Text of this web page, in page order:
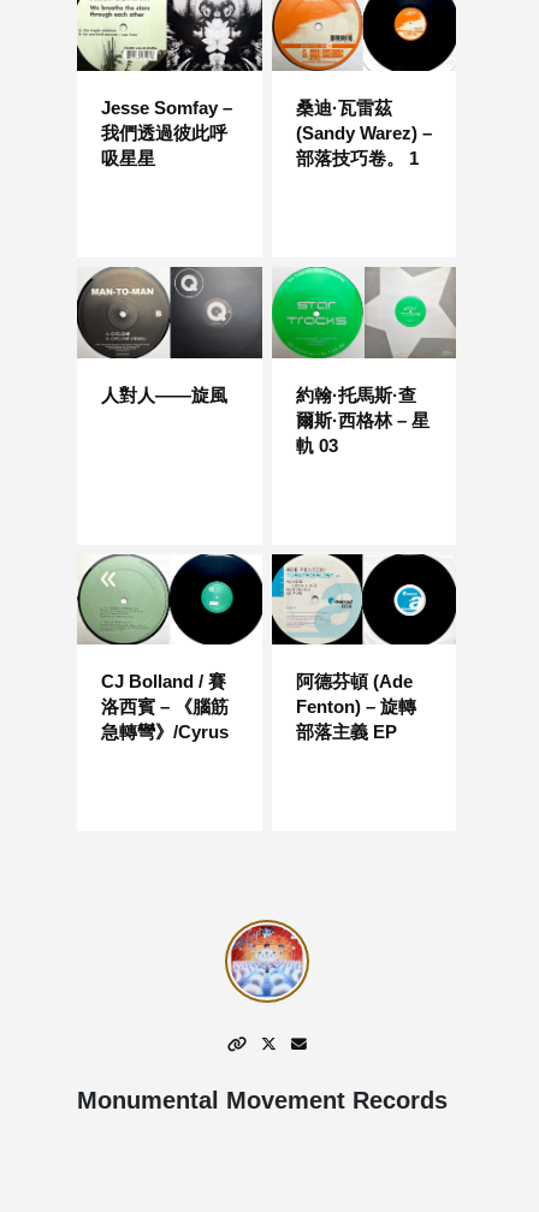
Jesse Somfay –
我們透過彼此呼
吸星星
桑迪·瓦雷茲
(Sandy Warez) –
部落技巧卷。 1
人對人——旋風
約翰·托馬斯·查
爾斯·西格林 – 星
軌 03
CJ Bolland / 賽
洛西賓 – 《腦筋
急轉彎》/Cyrus
阿德芬頓 (Ade
Fenton) – 旋轉
部落主義 EP
Monumental Movement Records